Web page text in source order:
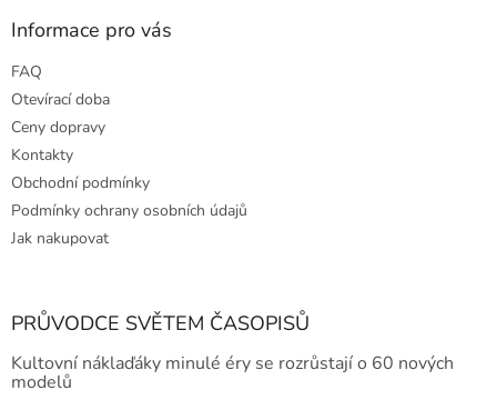
Informace pro vás
FAQ
Otevírací doba
Ceny dopravy
Kontakty
Obchodní podmínky
Podmínky ochrany osobních údajů
Jak nakupovat
PRŮVODCE SVĚTEM ČASOPISŮ
Kultovní náklaďáky minulé éry se rozrůstají o 60 nových
modelů